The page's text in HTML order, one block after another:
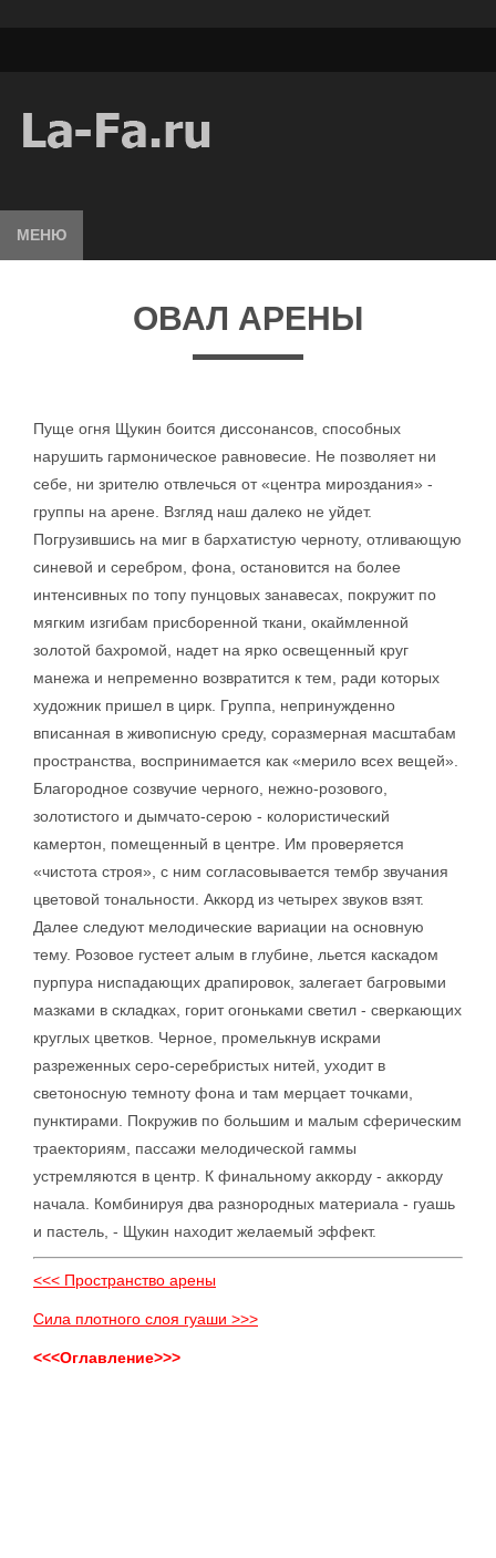
МЕНЮ
ОВАЛ АРЕНЫ
Пуще огня Щукин боится диссонансов, способных
нарушить гармоническое равновесие. Не позволяет ни
себе, ни зрителю отвлечься от «центра мироздания» -
группы на арене. Взгляд наш далеко не уйдет.
Погрузившись на миг в бархатистую черноту, отливающую
синевой и серебром, фона, остановится на более
интенсивных по топу пунцовых занавесах, покружит по
мягким изгибам присборенной ткани, окаймленной
золотой бахромой, надет на ярко освещенный круг
манежа и непременно возвратится к тем, ради которых
художник пришел в цирк. Группа, непринужденно
вписанная в живописную среду, соразмерная масштабам
пространства, воспринимается как «мерило всех вещей».
Благородное созвучие черного, нежно-розового,
золотистого и дымчато-серою - колористический
камертон, помещенный в центре. Им проверяется
«чистота строя», с ним согласовывается тембр звучания
цветовой тональности. Аккорд из четырех звуков взят.
Далее следуют мелодические вариации на основную
тему. Розовое густеет алым в глубине, льется каскадом
пурпура ниспадающих драпировок, залегает багровыми
мазками в складках, горит огоньками светил - сверкающих
круглых цветков. Черное, промелькнув искрами
разреженных серо-серебристых нитей, уходит в
светоносную темноту фона и там мерцает точками,
пунктирами. Покружив по большим и малым сферическим
траекториям, пассажи мелодической гаммы
устремляются в центр. К финальному аккорду - аккорду
начала. Комбинируя два разнородных материала - гуашь
и пастель, - Щукин находит желаемый эффект.
<<< Пространство арены
Сила плотного слоя гуаши >>>
<<<Оглавление>>>